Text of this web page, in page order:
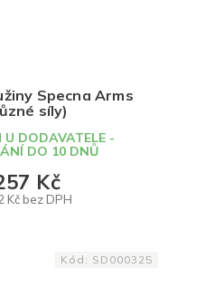
Specna Arms
síly)
U DODAVATELE -
DO 10 DNŮ
Kč bez DPH
Kč
Kód: SD000325